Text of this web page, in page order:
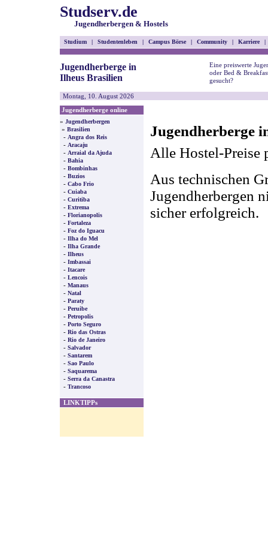
Studserv.de
Jugendherbergen & Hostels
Studium | Studentenleben | Campus Börse | Community | Karriere |
Jugendherberge in
Ilheus Brasilien
Eine preiswerte
oder Bed &
gesucht?
Montag, 10. August 2026
Jugendherberge online
» Jugendherbergen
» Brasilien
- Angra dos Reis
- Aracaju
- Arraial da Ajuda
- Bahia
- Bombinhas
- Buzios
- Cabo Frio
- Cuiaba
- Curitiba
- Extrema
- Florianopolis
- Fortaleza
- Foz do Iguacu
- Ilha do Mel
- Ilha Grande
- Ilheus
- Imbassai
- Itacare
- Lencois
- Manaus
- Natal
- Paraty
- Peruibe
- Petropolis
- Porto Seguro
- Rio das Ostras
- Rio de Janeiro
- Salvador
- Santarem
- Sao Paulo
- Saquarema
- Serra da Canastra
- Trancoso
LINKTIPPs
Jugendherberge
Alle Hostel-Preise
Aus technischen
Jugendherbergen
sicher erfolgreich.